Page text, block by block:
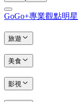
GoGo+專業觀點明星
旅遊
美食
影視